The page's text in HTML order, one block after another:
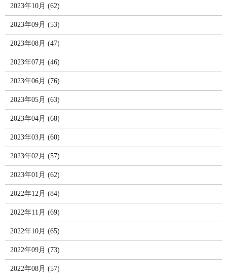
2023年10月 (62)
2023年09月 (53)
2023年08月 (47)
2023年07月 (46)
2023年06月 (76)
2023年05月 (63)
2023年04月 (68)
2023年03月 (60)
2023年02月 (57)
2023年01月 (62)
2022年12月 (84)
2022年11月 (69)
2022年10月 (65)
2022年09月 (73)
2022年08月 (57)